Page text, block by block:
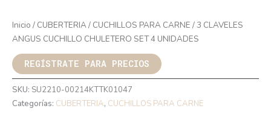
Inicio / CUBERTERIA/ CUCHILLOS PARA CARNE / 3 CLAVELES
ANGUS CUCHILLO CHULETERO SET 4 UNIDADES
REGÍSTRATE PARA PRECIOS
SKU: SU2210-00214KTTK01047
Categorías: CUBERTERIA, CUCHILLOS PARA CARNE